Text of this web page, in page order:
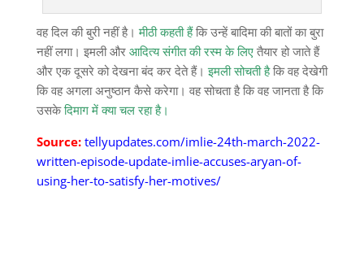
वह दिल की बुरी नहीं है।मीठी कहती हैंकि उन्हें बादिमा की बातों का बुरा
नहीं लगा। इमली और आदित्य संगीत की रस्म के लिएतैयार हो जाते हैं
और एक दूसरे को देखना बंद कर देते हैं। इमली सोचती हैकि वह देखेगी
कि वह अगला अनुष्ठान कैसे करेगा। वह सोचता है कि वह जानता है कि
उसकेदिमाग में क्या चल रहा है।
Source: tellyupdates.com/imlie-24th-march-2022-
written-episode-update-imlie-accuses-aryan-of-
using-her-to-satisfy-her-motives/